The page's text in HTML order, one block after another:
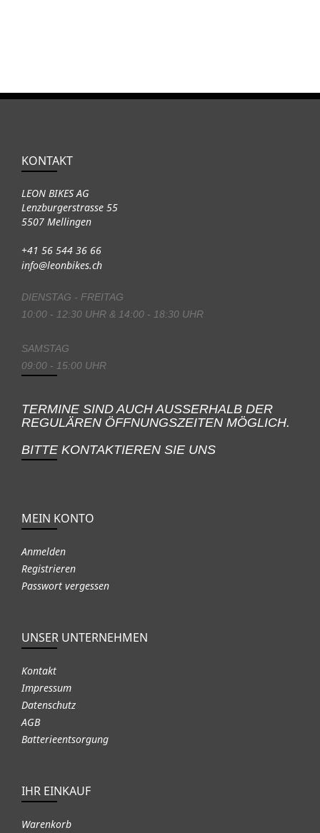
KONTAKT
LEON BIKES AG
Lenzburgerstrasse 55
5507 Mellingen
+41 56 544 36 66
info@leonbikes.ch
DIENSTAG - FREITAG
10:00 - 12:30 UHR & 14:00 - 18:30 UHR
SAMSTAG
09:00 - 15:00 UHR
TERMINE SIND AUCH AUSSERHALB DER
REGULÄREN ÖFFNUNGSZEITEN MÖGLICH.
BITTE KONTAKTIEREN SIE UNS
MEIN KONTO
Anmelden
Registrieren
Passwort vergessen
UNSER UNTERNEHMEN
Kontakt
Impressum
Datenschutz
AGB
Batterieentsorgung
IHR EINKAUF
Warenkorb